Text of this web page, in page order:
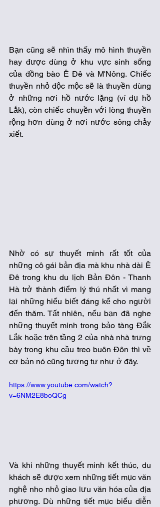
Bạn cũng sẽ nhìn thấy mô hình thuyền
hay được dùng ở khu vực sinh sống
của đồng bào Ê Đê và M'Nông. Chiếc
thuyền nhỏ độc mộc sẽ là thuyền dùng
ở những nơi hồ nước lặng (ví dụ hồ
Lắk), còn chiếc chuyền với lòng thuyền
rộng hơn dùng ở nơi nước sông chảy
xiết.
Nhờ có sự thuyết minh rất tốt của
những cô gái bản địa mà khu nhà dài Ê
Đê trong khu du lịch Bản Đôn - Thanh
Hà trở thành điểm lý thú nhất vì mang
lại những hiểu biết đáng kể cho người
đến thăm. Tất nhiên, nếu bạn đã nghe
những thuyết minh trong bảo tàng Đắk
Lắk hoặc trên tầng 2 của nhà nhà trưng
bày trong khu cầu treo buôn Đôn thì về
cơ bản nó cũng tương tự như ở đây.
https://www.youtube.com/watch?
v=6NM2E8boQCg
Và khi những thuyết minh kết thúc, du
khách sẽ được xem những tiết mục văn
nghệ nho nhỏ giao lưu văn hóa của địa
phương. Dù những tiết mục biểu diễn